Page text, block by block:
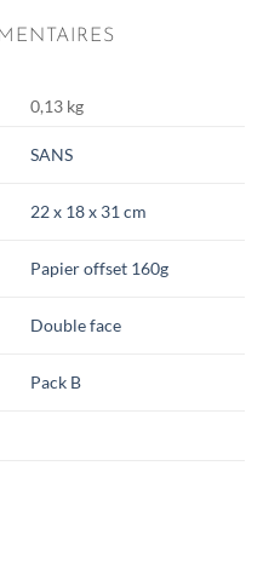
0,13 kg
SANS
22 x 18 x 31 cm
Papier offset 160g
Double face
Pack B